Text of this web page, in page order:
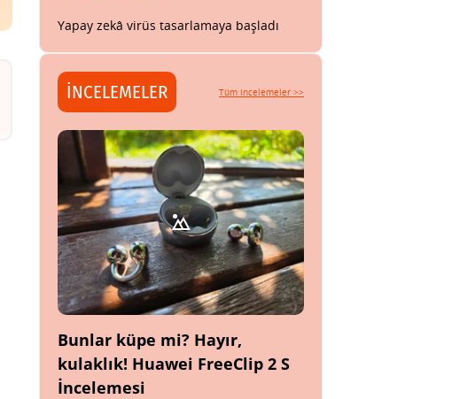
Yapay zekâ virüs tasarlamaya başladı
İNCELEMELER Tüm incelemeler >>
Bunlar küpe mi? Hayır,
kulaklık! Huawei FreeClip 2 S
İncelemesi